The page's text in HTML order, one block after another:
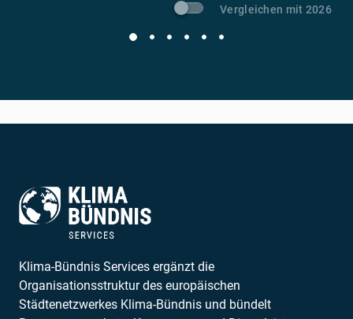
Vergleichen mit 2026
Klima-Bündnis Services ergänzt die
Organisationsstruktur des europäischen
Städtenetzwerkes Klima-Bündnis und bündelt